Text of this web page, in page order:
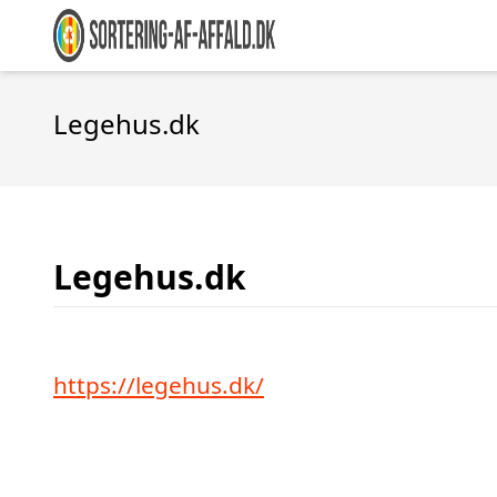
Legehus.dk
Legehus.dk
https://legehus.dk/